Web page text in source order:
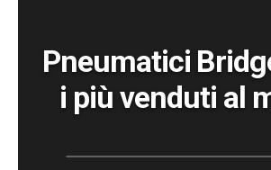
Pneumatici
i più venduti al